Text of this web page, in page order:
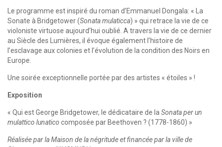
Le programme est inspiré du roman d’Emmanuel Dongala: « La
Sonate à Bridgetower (Sonata mulaticca) » qui retrace la vie de ce
violoniste virtuose aujourd’hui oublié. A travers la vie de ce dernier
au Siècle des Lumières, il évoque également l’histoire de
l’esclavage aux colonies et l’évolution de la condition des Noirs en
Europe.
Une soirée exceptionnelle portée par des artistes « étoiles » !
Exposition
« Qui est George Bridgetower, le dédicataire de la Sonata per un
mulattico lunatico composée par Beethoven ? (1778-1860) »
Réalisée par la Maison de la négritude et financée par la ville de